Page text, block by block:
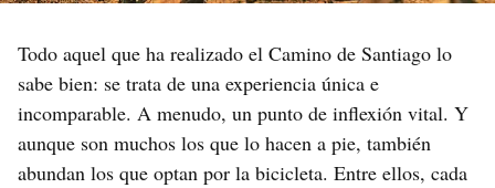
Todo aquel que ha realizado el Camino de Santiago lo
sabe bien: se trata de una experiencia única e
incomparable. A menudo, un punto de inflexión vital. Y
aunque son muchos los que lo hacen a pie, también
abundan los que optan por la bicicleta. Entre ellos, cada